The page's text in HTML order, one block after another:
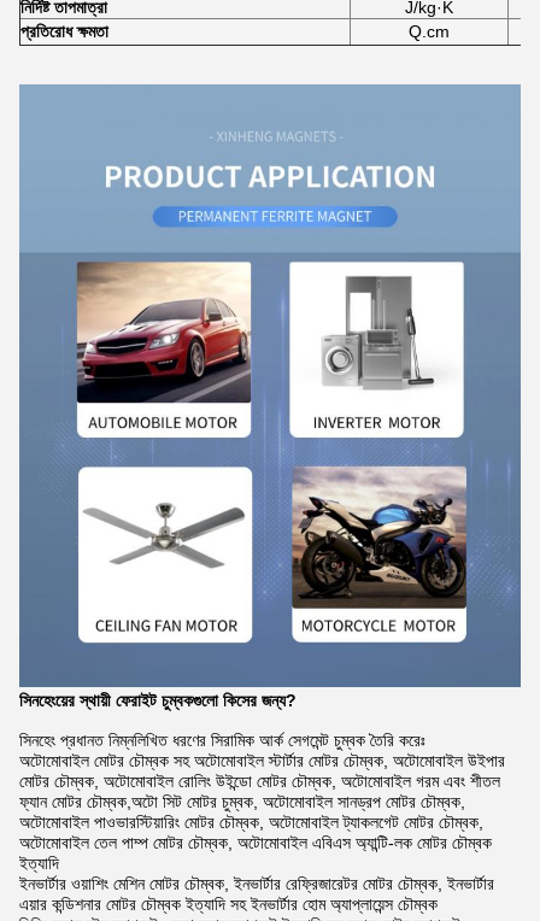
নির্দিষ্ট তাপমাত্রা
J/kg·K
প্রতিরোধ ক্ষমতা
Q.cm
সিনহেংয়ের স্থায়ী ফেরাইট চুম্বকগুলো কিসের জন্য?
সিনহেং প্রধানত নিম্নলিখিত ধরণের সিরামিক আর্ক সেগমেন্ট চুম্বক তৈরি করেঃ
অটোমোবাইল মোটর চৌম্বক সহ অটোমোবাইল স্টার্টার মোটর চৌম্বক, অটোমোবাইল উইপার
মোটর চৌম্বক, অটোমোবাইল রোলিং উইন্ডো মোটর চৌম্বক, অটোমোবাইল গরম এবং শীতল
ফ্যান মোটর চৌম্বক,অটো সিট মোটর চুম্বক, অটোমোবাইল সানড্রপ মোটর চৌম্বক,
অটোমোবাইল পাওভারস্টিয়ারিং মোটর চৌম্বক, অটোমোবাইল ট্যাকলগেট মোটর চৌম্বক,
অটোমোবাইল তেল পাম্প মোটর চৌম্বক, অটোমোবাইল এবিএস অ্যান্টি-লক মোটর চৌম্বক
ইত্যাদি
ইনভার্টার ওয়াশিং মেশিন মোটর চৌম্বক, ইনভার্টার রেফ্রিজারেটর মোটর চৌম্বক, ইনভার্টার
এয়ার কন্ডিশনার মোটর চৌম্বক ইত্যাদি সহ ইনভার্টার হোম অ্যাপ্লায়েন্স চৌম্বক